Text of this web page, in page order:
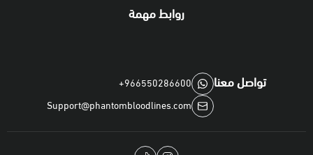
روابط مهمة
تواصل معنا
+966550286600
Support@phantombloodlines.com